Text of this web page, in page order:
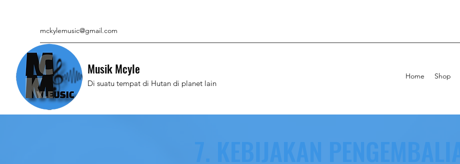
mckylemusic@gmail.com
Musik Mcyle
Di suatu tempat di Hutan di planet lain
Home Shop
7. KEBIJAKAN PENGEMBALIAN